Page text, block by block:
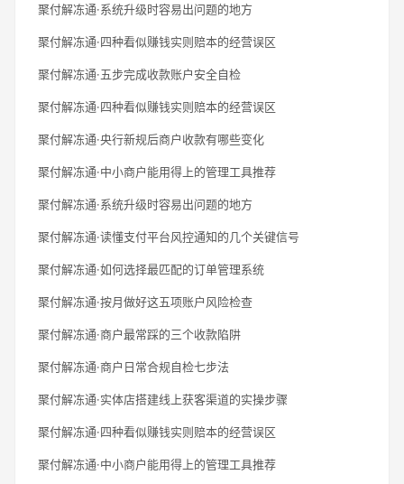
聚付解冻通·系统升级时容易出问题的地方
聚付解冻通·四种看似赚钱实则赔本的经营误区
聚付解冻通·五步完成收款账户安全自检
聚付解冻通·四种看似赚钱实则赔本的经营误区
聚付解冻通·央行新规后商户收款有哪些变化
聚付解冻通·中小商户能用得上的管理工具推荐
聚付解冻通·系统升级时容易出问题的地方
聚付解冻通·读懂支付平台风控通知的几个关键信号
聚付解冻通·如何选择最匹配的订单管理系统
聚付解冻通·按月做好这五项账户风险检查
聚付解冻通·商户最常踩的三个收款陷阱
聚付解冻通·商户日常合规自检七步法
聚付解冻通·实体店搭建线上获客渠道的实操步骤
聚付解冻通·四种看似赚钱实则赔本的经营误区
聚付解冻通·中小商户能用得上的管理工具推荐